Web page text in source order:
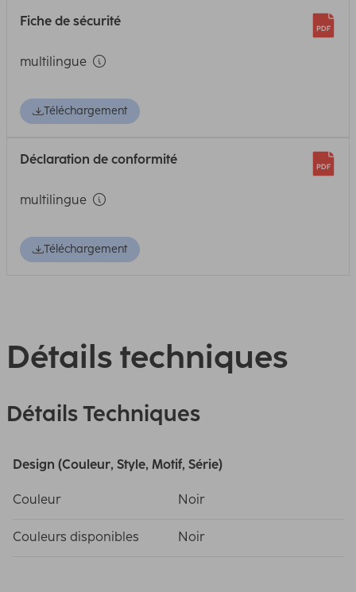
Fiche de sécurité
multilingue
Téléchargement
Déclaration de conformité
multilingue
Téléchargement
Détails techniques
Détails Techniques
Design (Couleur, Style, Motif, Série)
Couleur Noir
Couleurs disponibles Noir